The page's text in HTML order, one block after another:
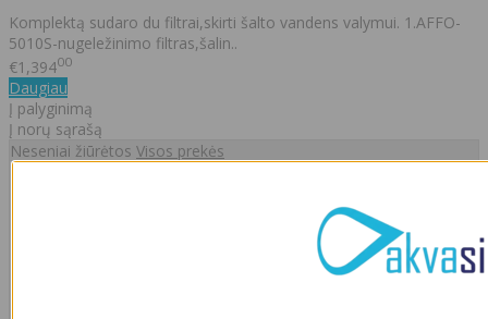
Komplektą sudaro du filtrai,skirti šalto vandens valymui. 1.AFFO-
5010S-nugeležinimo filtras,šalin..
€1,39400
Daugiau
Į palyginimą
Į norų sąrašą
Neseniai žiūrėtos Visos prekės
Automatinis nugeležinimo filtras AFFO-5009S